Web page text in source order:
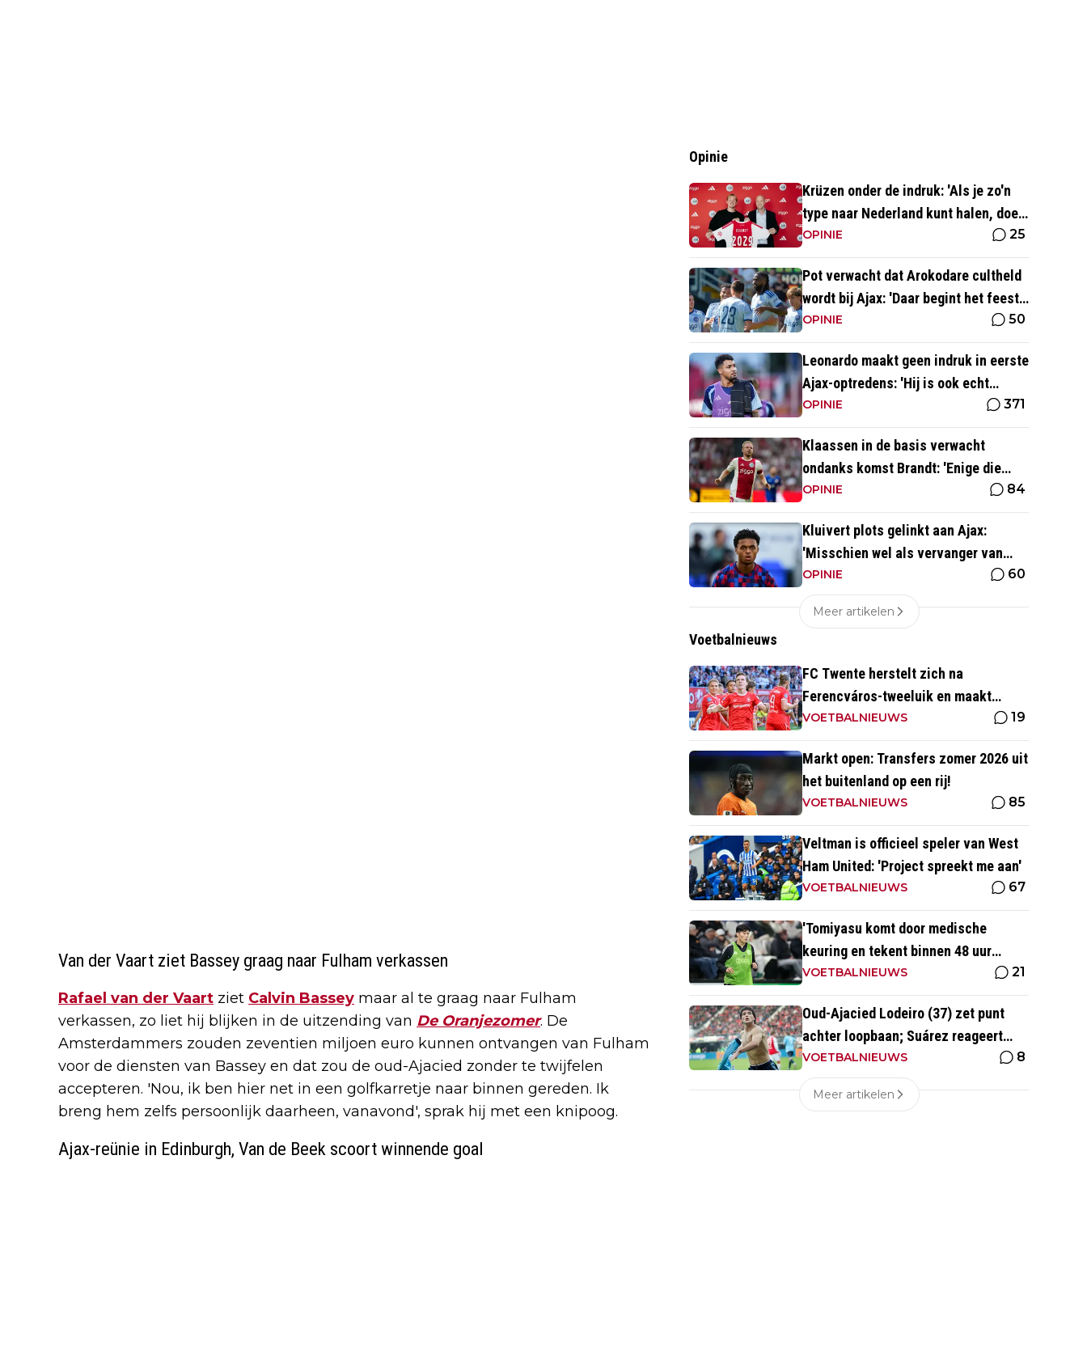
Van der Vaart ziet Bassey graag naar Fulham verkassen
Rafael van der Vaart ziet Calvin Bassey maar al te graag naar Fulham
verkassen, zo liet hij blijken in de uitzending van De Oranjezomer. De
Amsterdammers zouden zeventien miljoen euro kunnen ontvangen van Fulham
voor de diensten van Bassey en dat zou de oud-Ajacied zonder te twijfelen
accepteren. 'Nou, ik ben hier net in een golfkarretje naar binnen gereden. Ik
breng hem zelfs persoonlijk daarheen, vanavond', sprak hij met een knipoog.
Ajax-reünie in Edinburgh, Van de Beek scoort winnende goal
Opinie
Krüzen onder de indruk: 'Als je zo'n
type naar Nederland kunt halen, doe
je iets goed'
OPINIE 25
Pot verwacht dat Arokodare cultheld
wordt bij Ajax: 'Daar begint het feest
eigenlijk al'
OPINIE 50
Leonardo maakt geen indruk in eerste
Ajax-optredens: 'Hij is ook echt
langzaam'
OPINIE 371
Klaassen in de basis verwacht
ondanks komst Brandt: 'Enige die
daar goed kan spelen'
OPINIE 84
Kluivert plots gelinkt aan Ajax:
'Misschien wel als vervanger van
Mika Godts'
OPINIE 60
Meer artikelen
Voetbalnieuws
FC Twente herstelt zich na
Ferencváros-tweeluik en maakt
gehakt van Slowaakse opponent
VOETBALNIEUWS 19
Markt open: Transfers zomer 2026 uit
het buitenland op een rij!
VOETBALNIEUWS 85
Veltman is officieel speler van West
Ham United: 'Project spreekt me aan'
VOETBALNIEUWS 67
'Tomiyasu komt door medische
keuring en tekent binnen 48 uur
contract bij nieuwe club'
VOETBALNIEUWS 21
Oud-Ajacied Lodeiro (37) zet punt
achter loopbaan; Suárez reageert
emotioneel
VOETBALNIEUWS 8
Meer artikelen